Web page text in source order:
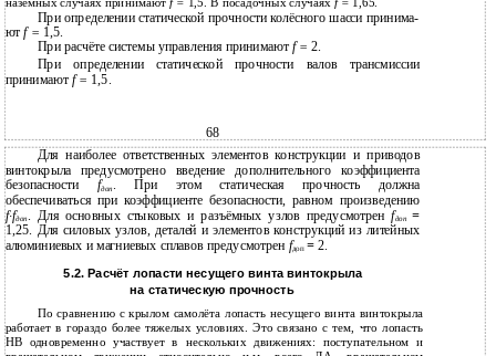
наземных случаях принимают f = 1,5. В посадочных случаях f = 1,65.
При определении статической прочности колёсного шасси принима-
ютf = 1,5.
При расчёте системы управления принимают f =2.
При определении статической прочности валов трансмиссии
принимают f = 1,5.
68
Для наиболее ответственных элементов конструкции и приводов
винтокрыла предусмотрено введение дополнительного коэффициента
безопасности fдоп . При этом статическая прочность должна
обеспечиваться при коэффициенте безопасности, равном произведению
f·fдоп . Для основных стыковых и разъёмных узлов предусмотренfдоп=
1,25. Для силовых узлов, деталей и элементов конструкций из литейных
алюминиевых и магниевых сплавов предусмотрен fдоп = 2.
5.2. Расчёт лопасти несущего винта винтокрыла
на статическую прочность
По сравнению с крылом самолёта лопасть несущего винта винтокрыла
работает в гораздо более тяжелых условиях. Это связано с тем, что лопасть
НВ одновременно участвует в нескольких движениях: поступательном и